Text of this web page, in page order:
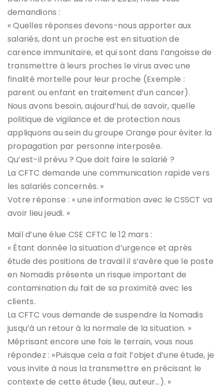
demandions :
« Quelles réponses devons-nous apporter aux
salariés, dont un proche est en situation de
carence immunitaire, et qui sont dans l’angoisse de
transmettre à leurs proches le virus avec une
finalité mortelle pour leur proche (Exemple :
parent ou enfant en traitement d’un cancer).
Nous avons besoin, aujourd’hui, de savoir, quelle
politique de vigilance et de protection nous
appliquons au sein du groupe Orange pour éviter la
propagation par personne interposée.
Qu’est-il prévu ? Que doit faire le salarié ?
La CFTC demande une communication rapide vers
les salariés concernés. »
Votre réponse : « une information avec le CSSCT va
avoir lieu jeudi. »
Mail d’une élue CSE CFTC le 12 mars :
« Étant donnée la situation d’urgence et après
étude des positions de travail il s’avère que le poste
en Nomadis présente un risque important de
contamination du fait de sa proximité avec les
clients.
La CFTC vous demande de suspendre la Nomadis
jusqu’à un retour à la normale de la situation. »
Méprisant encore une fois le terrain, vous nous
répondez : »Puisque cela a fait l’objet d’une étude, je
vous invite à nous la transmettre en précisant le
contexte de cette étude (lieu, auteur…). »